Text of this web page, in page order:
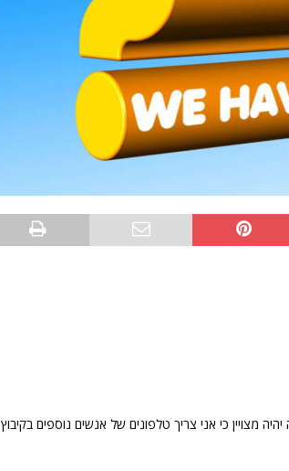
מצויין כי אני צריך טלפונים של אנשים נוספים בקיבוץ